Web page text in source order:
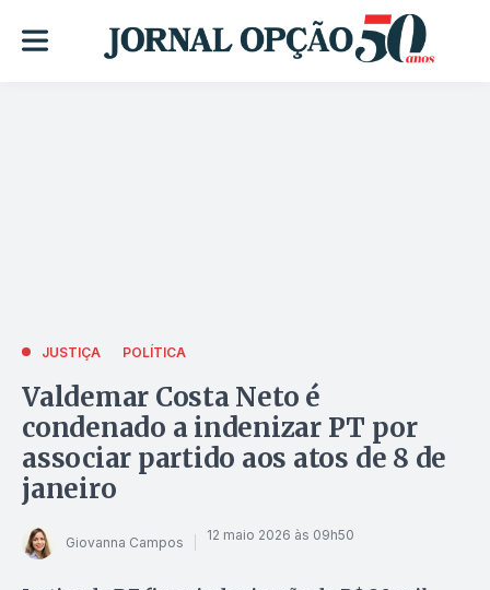
JUSTIÇA POLÍTICA
Valdemar Costa Neto é
condenado a indenizar PT por
associar partido aos atos de 8 de
janeiro
Giovanna Campos 12 maio 2026 às 09h50